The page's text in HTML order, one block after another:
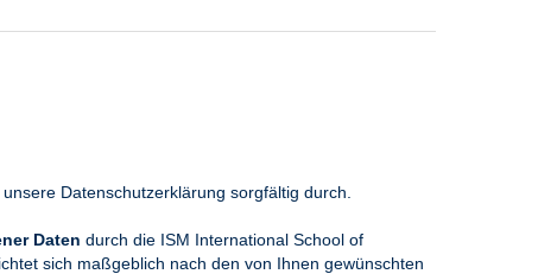
Datenschutzerklärung sorgfältig durch.
Daten durch die ISM International School of
sich maßgeblich nach den von Ihnen gewünschten